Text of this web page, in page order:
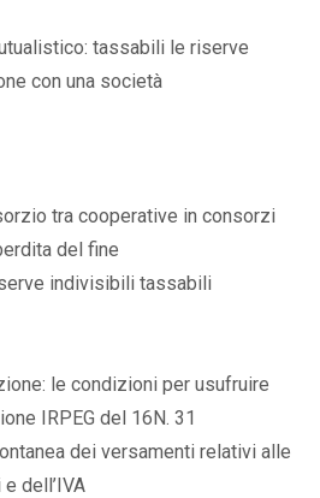
tassabili le riserve
con una società
tra cooperative in consorzi
del fine
indivisibili tassabili
le condizioni per usufruire
IRPEG del 16N. 31
dei versamenti relativi alle
dell’IVA